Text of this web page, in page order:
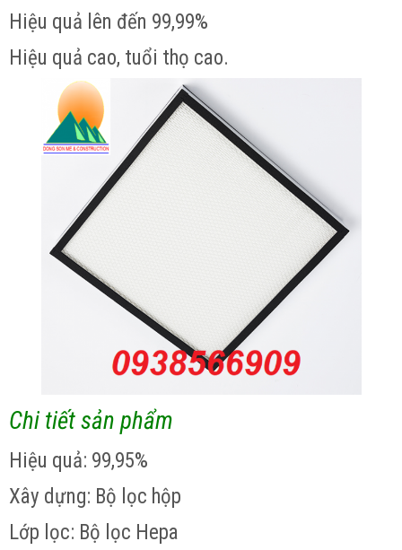
Hiệu quả lên đến 99,99%
Hiệu quả cao, tuổi thọ cao.
Chi tiết sản phẩm
Hiệu quả: 99,95%
Xây dựng: Bộ lọc hộp
Lớp lọc: Bộ lọc Hepa